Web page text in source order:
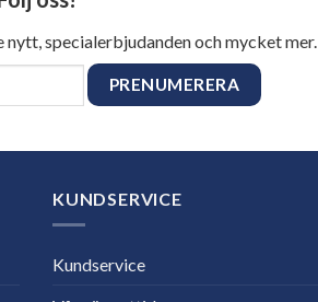
specialerbjudanden och mycket mer.
KUNDSERVICE
Kundservice